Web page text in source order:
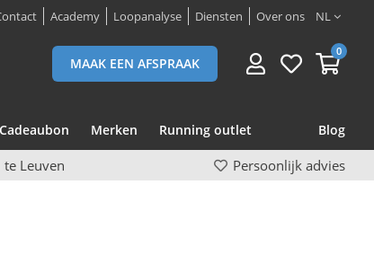
Academy Loopanalyse Diensten Over ons NL
MAAK EEN AFSPRAAK
0
Cadeaubon Merken Running outlet Blog
Leuven Persoonlijk advies